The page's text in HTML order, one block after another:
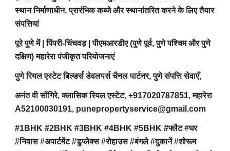
स्थान निर्माणाधीन, प्रारंभिक कब्जे और स्थानांतरित करने के लिए तैयार
संपत्तियां
पूरे पुणे में | पिंपरी-चिंचवड़ | पीएमआरडीए (पुणे पूर्व, पुणे पश्चिम और पुणे
दक्षिण) महारेरा पंजीकृत परियोजनाएं
पुणे रियल एस्टेट बिल्डर्स डेवलपर्स चैनल पार्टनर, पुणे संपत्ति सेवाएँ,
अनंत वी सोंगिरे, क्लासिक रियल एस्टेट, +917020787851, महारेरा
A52100030191, punepropertyservice@gmail.com
#1BHK #2BHK #3BHK #4BHK #5BHK #फ्लैट #घर
#निवास #अपार्टमेंट #डुप्लेक्स #रोहाउस #बंगले #दुकानें #शोरूम